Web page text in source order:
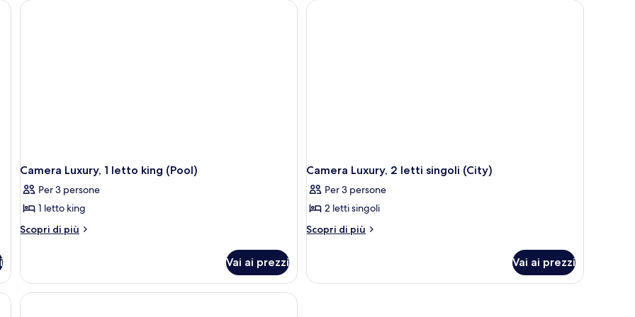
posti a sedere comodi e un lampadario.
Camera Luxury, 1 letto king (Pool)
Per 3 persone
1 letto king
Scopri di più
Altri
Luxury,
letto
Vai ai prezzi
Camera Luxury, 2 letti singoli (City)
Per 3 persone
2 letti singoli
Scopri di più
Altri
Luxury,
Vai ai prezzi